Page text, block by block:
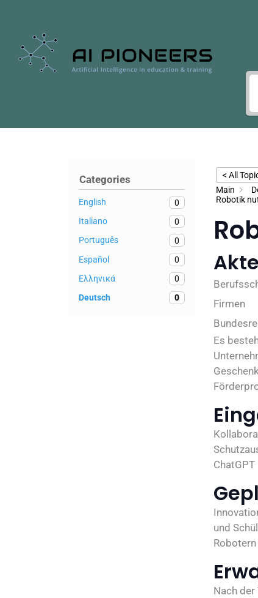
Categories
English
0
Italiano
0
Português
0
Español
0
Ελληνικά
0
Deutsch
0
< All
Main
Robotik
Firmen
Es
ChatGPT
und
Nach